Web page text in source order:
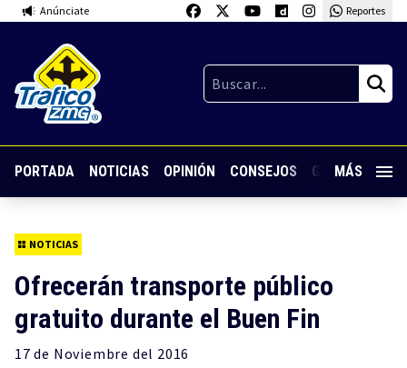
Anúnciate Reportes
PORTADA NOTICIAS OPINIÓN CONSEJOS GUARDIA
MÁS
NOTICIAS
Ofrecerán transporte público
gratuito durante el Buen Fin
17 de Noviembre del 2016